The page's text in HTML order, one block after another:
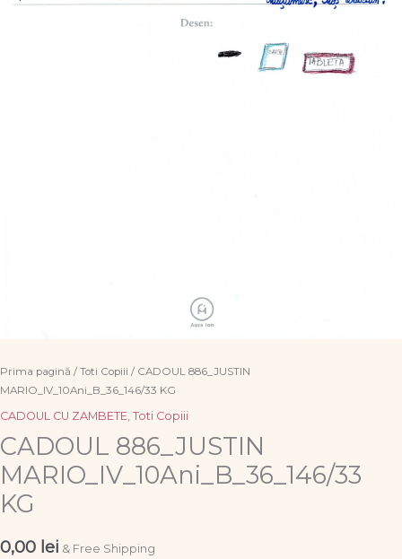
Prima pagină / Toti Copiii / CADOUL 886_JUSTIN
MARIO_IV_10Ani_B_36_146/33 KG
CADOUL CU ZAMBETE Toti Copiii
CADOUL 886_JUSTIN
MARIO_IV_10Ani_B_36_146/33
KG
0,00 lei & Free Shipping